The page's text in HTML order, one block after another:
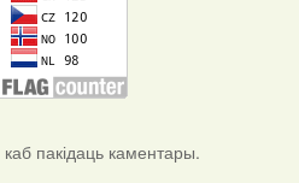
каб пакідаць каментары.